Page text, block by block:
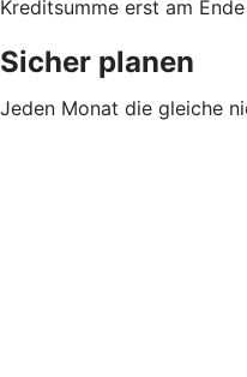
Kreditsumme erst am
Sicher planen
Jeden Monat die gleiche